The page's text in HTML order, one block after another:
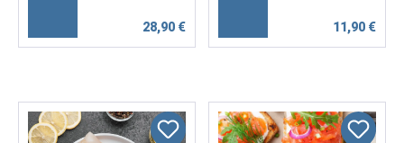
28,90 € 11,90 €